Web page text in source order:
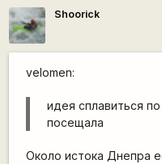
Shoorick
velomen:
идея сплавиться
посещала
Около истока Днепра